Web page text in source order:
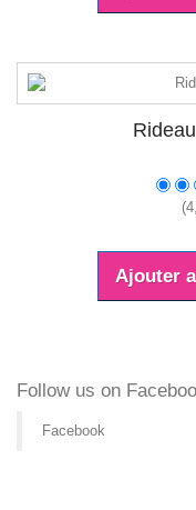
(
Ajouter
Follow us on
Facebook